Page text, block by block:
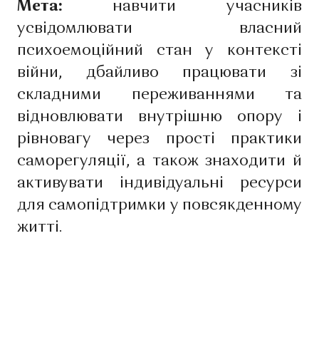
Мета: навчити учасників
усвідомлювати власний
психоемоційний стан у контексті
війни, дбайливо працювати зі
складними переживаннями та
відновлювати внутрішню опору і
рівновагу через прості практики
саморегуляції, а також знаходити й
активувати індивідуальні ресурси
для самопідтримки у повсякденному
житті.